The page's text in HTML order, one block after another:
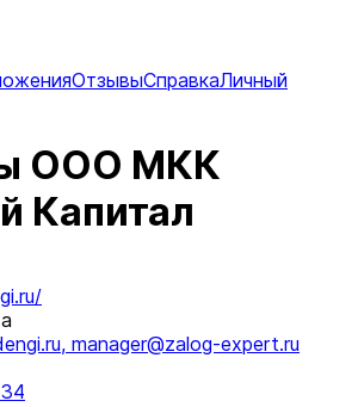
ОтзывыСправкаЛичный
ООО МКК
Капитал
manager@zalog-expert.ru